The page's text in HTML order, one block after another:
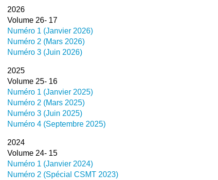
2026
Volume 26- 17
Numéro 1 (Janvier 2026)
Numéro 2 (Mars 2026)
Numéro 3 (Juin 2026)
2025
Volume 25- 16
Numéro 1 (Janvier 2025)
Numéro 2 (Mars 2025)
Numéro 3 (Juin 2025)
Numéro 4 (Septembre 2025)
2024
Volume 24- 15
Numéro 1 (Janvier 2024)
Numéro 2 (Spécial CSMT 2023)